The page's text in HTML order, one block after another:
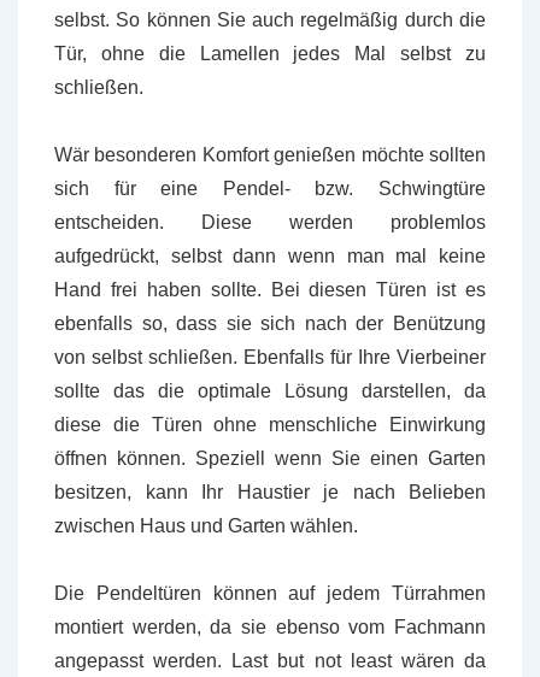
selbst. So können Sie auch regelmäßig durch die
Tür, ohne die Lamellen jedes Mal selbst zu
schließen.
Wär besonderen Komfort genießen möchte sollten
sich für eine Pendel- bzw. Schwingtüre
entscheiden. Diese werden problemlos
aufgedrückt, selbst dann wenn man mal keine
Hand frei haben sollte. Bei diesen Türen ist es
ebenfalls so, dass sie sich nach der Benützung
von selbst schließen. Ebenfalls für Ihre Vierbeiner
sollte das die optimale Lösung darstellen, da
diese die Türen ohne menschliche Einwirkung
öffnen können. Speziell wenn Sie einen Garten
besitzen, kann Ihr Haustier je nach Belieben
zwischen Haus und Garten wählen.
Die Pendeltüren können auf jedem Türrahmen
montiert werden, da sie ebenso vom Fachmann
angepasst werden. Last but not least wären da